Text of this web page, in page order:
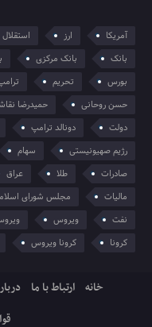
آمریکا ارز استقلال
بانک
بانک مرکزی
بورس
تحریم
حسن روحانی
حمیدرضا
دولت
دونالد ترامپ
رژیم صهیونیستی
سهام
صادرات
طلا عراق
مالیات
مجلس شورای
نفت
ویروس
کرونا
کرونا ویروس
خانه ارتباط با ما